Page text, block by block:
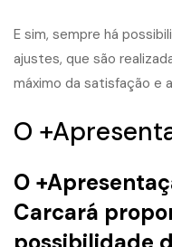
E sim, sempre há
ajustes, que são
máximo da satisfação e
O
O
Carcará